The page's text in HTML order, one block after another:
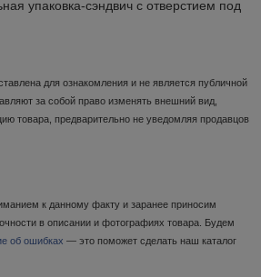
упаковка-сэндвич с отверстием под
для ознакомления и не является публичной
за собой право изменять внешний вид,
товара, предварительно не уведомляя продавцов
к данному факту и заранее приносим
в описании и фотографиях товара. Будем
об ошибках — это поможет сделать наш каталог